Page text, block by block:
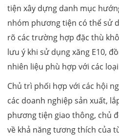
tiện xây dựng danh mục
nhóm phương tiện có thể sử
rõ các trường hợp đặc thù
lưu ý khi sử dụng xăng E10,
nhiên liệu phù hợp với các
Chủ trì phối hợp với các hội
các doanh nghiệp sản xuất,
phương tiện giao thông, chủ
về khả năng tương thích của